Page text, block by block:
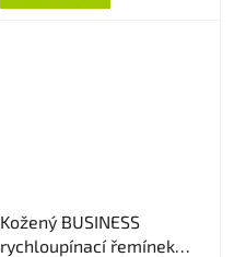
Kožený BUSINESS
rychloupínací řemínek